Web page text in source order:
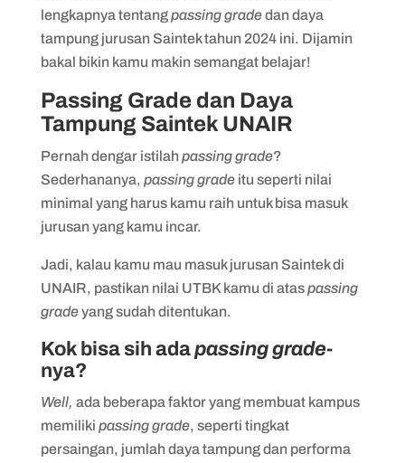
lengkapnya tentangpassing gradedan daya
tampung jurusan Saintek tahun 2024 ini. Dijamin
bakal bikin kamu makin semangat belajar!
Passing Grade dan Daya
Tampung Saintek UNAIR
Pernah dengar istilahpassing grade?
Sederhananya, passing gradeitu seperti nilai
minimal yang harus kamu raih untuk bisa masuk
jurusan yang kamu incar.
Jadi, kalau kamu mau masuk jurusan Saintek di
UNAIR, pastikan nilai UTBK kamu di ataspassing
gradeyang sudah ditentukan.
Kok bisa sih adapassing grade-
nya?
Well, ada beberapa faktor yang membuat kampus
memiliki passing grade, seperti tingkat
persaingan, jumlah daya tampung dan performa